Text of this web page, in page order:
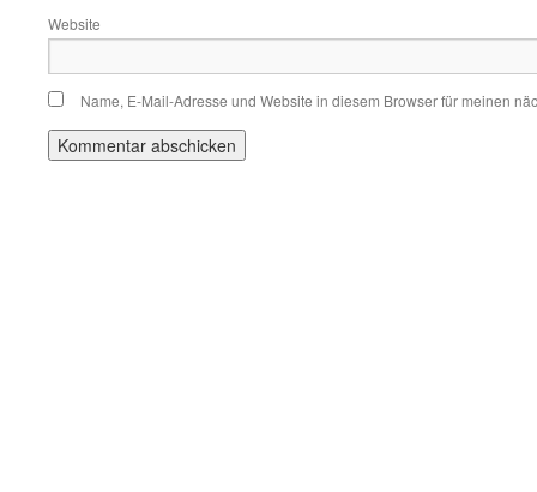
Website
Name, E-Mail-Adresse und Website in diesem Browser für meinen